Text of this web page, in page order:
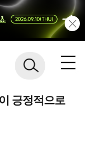
긍정적으로